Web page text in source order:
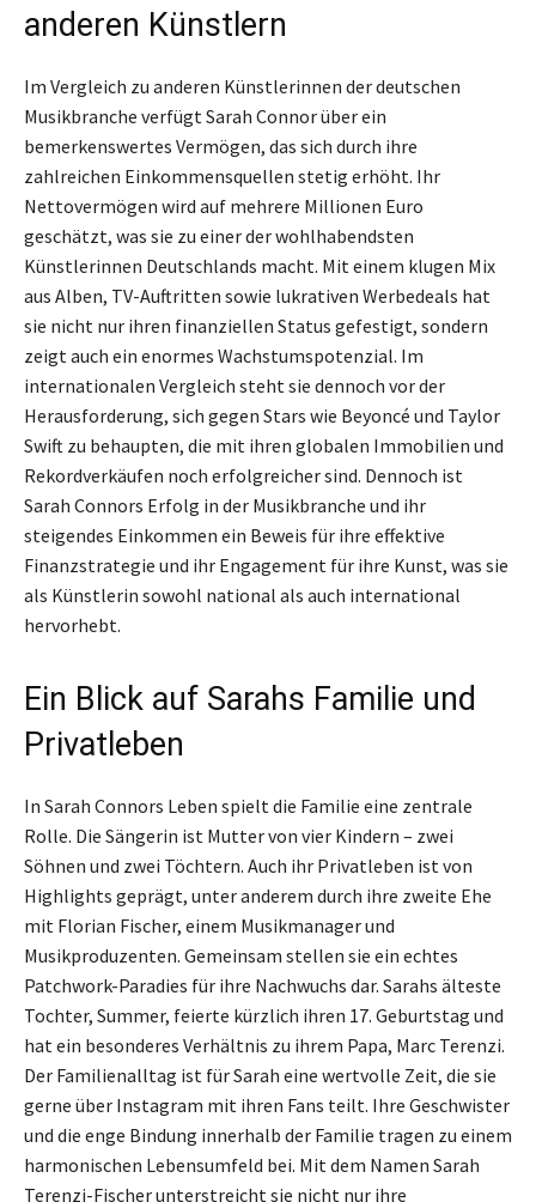
anderen Künstlern
Im Vergleich zu anderen Künstlerinnen der deutschen
Musikbranche verfügt Sarah Connor über ein
bemerkenswertes Vermögen, das sich durch ihre
zahlreichen Einkommensquellen stetig erhöht. Ihr
Nettovermögen wird auf mehrere Millionen Euro
geschätzt, was sie zu einer der wohlhabendsten
Künstlerinnen Deutschlands macht. Mit einem klugen Mix
aus Alben, TV-Auftritten sowie lukrativen Werbedeals hat
sie nicht nur ihren finanziellen Status gefestigt, sondern
zeigt auch ein enormes Wachstumspotenzial. Im
internationalen Vergleich steht sie dennoch vor der
Herausforderung, sich gegen Stars wie Beyoncé und Taylor
Swift zu behaupten, die mit ihren globalen Immobilien und
Rekordverkäufen noch erfolgreicher sind. Dennoch ist
Sarah Connors Erfolg in der Musikbranche und ihr
steigendes Einkommen ein Beweis für ihre effektive
Finanzstrategie und ihr Engagement für ihre Kunst, was sie
als Künstlerin sowohl national als auch international
hervorhebt.
Ein Blick auf Sarahs Familie und
Privatleben
In Sarah Connors Leben spielt die Familie eine zentrale
Rolle. Die Sängerin ist Mutter von vier Kindern – zwei
Söhnen und zwei Töchtern. Auch ihr Privatleben ist von
Highlights geprägt, unter anderem durch ihre zweite Ehe
mit Florian Fischer, einem Musikmanager und
Musikproduzenten. Gemeinsam stellen sie ein echtes
Patchwork-Paradies für ihre Nachwuchs dar. Sarahs älteste
Tochter, Summer, feierte kürzlich ihren 17. Geburtstag und
hat ein besonderes Verhältnis zu ihrem Papa, Marc Terenzi.
Der Familienalltag ist für Sarah eine wertvolle Zeit, die sie
gerne über Instagram mit ihren Fans teilt. Ihre Geschwister
und die enge Bindung innerhalb der Familie tragen zu einem
harmonischen Lebensumfeld bei. Mit dem Namen Sarah
Terenzi-Fischer unterstreicht sie nicht nur ihre